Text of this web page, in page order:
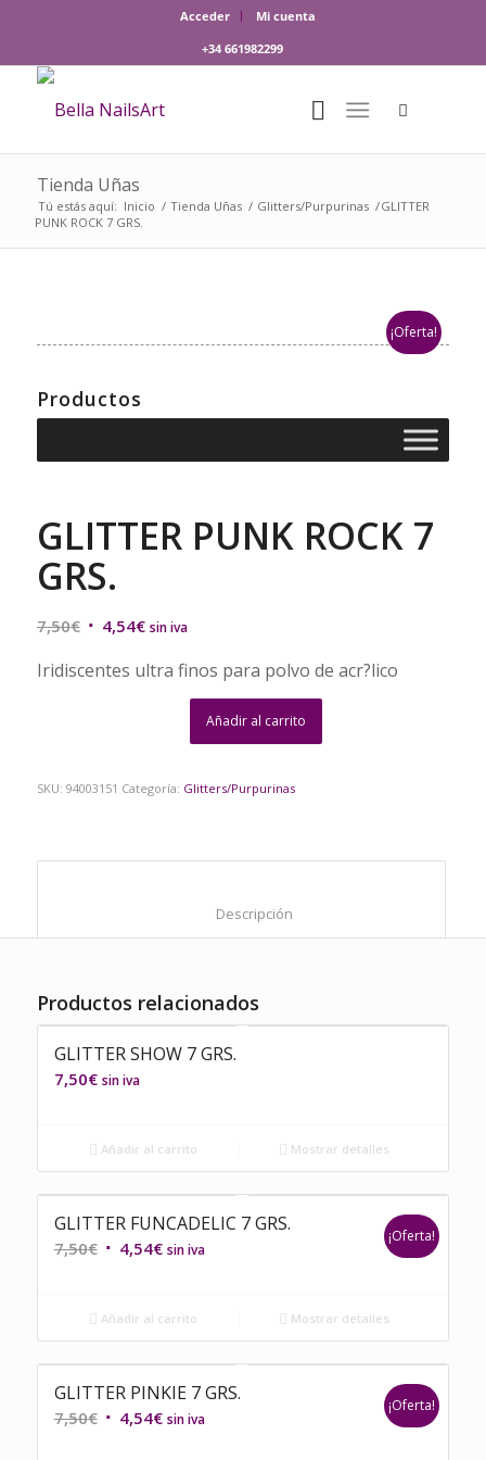
Acceder
Mi cuenta
+34 661982299
Tienda Uñas
Tú estás aquí: Inicio / Tienda Uñas / Glitters/Purpurinas /GLITTER
PUNK ROCK 7 GRS.
¡Oferta!
Productos
GLITTER PUNK ROCK 7
GRS.
7,50€ El
original
4,54€El
actual
sin iva
Iridiscentes ultra finos para polvo de acr?lico
Añadir al carrito
SKU: 94003151 Categoría: Glitters/Purpurinas
Productos relacionados
GLITTER SHOW 7 GRS.
7,50€ sin iva
Añadir al carrito Mostrar detalles
GLITTER FUNCADELIC 7 GRS.
7,50€ El
era:
4,54€El
es:
sin iva
¡Oferta!
Añadir al carrito Mostrar detalles
GLITTER PINKIE 7 GRS.
7,50€ El 4,54€Elsin iva
¡Oferta!